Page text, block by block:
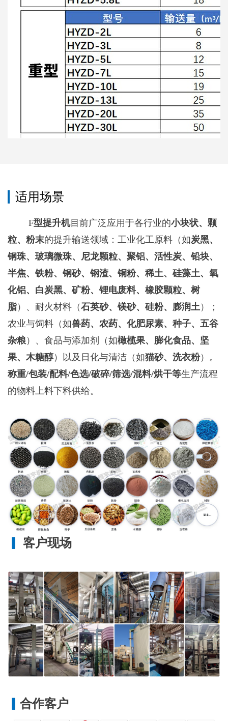
适用场景
F型提升机目前广泛应用于各行业的小块状、颗
粒、粉末的提升输送领域：工业化工原料‌（如炭黑、
钢珠、玻璃微珠、尼龙颗粒、聚铝、活性炭、铅块、
半焦、铁粉、钢砂、钢渣、铜粉、稀土、硅藻土、氧
化铝、白炭黑、矿粉、锂电废料、橡胶颗粒、树
脂）、耐火材料（石英砂、镁砂、硅粉、膨润土 ）‌；
农业与饲料‌（如兽药、农药、化肥尿素、种子、五谷
杂粮）、‌食品与添加剂‌（如橄榄果、膨化食品、坚
果、木糖醇）以及‌日化与清洁‌（如猫砂、洗衣粉）。
称重/包装/配料/色选/破碎/筛选/混料/烘干等生产流程
的物料上料下料供给。
客户现场
合作客户